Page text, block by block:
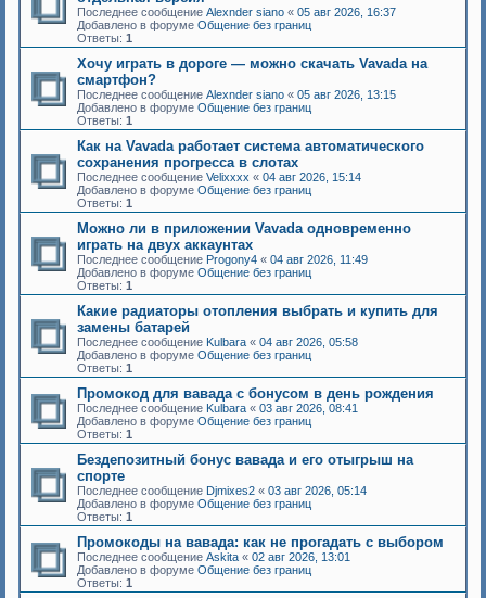
Последнее сообщение Alexnder siano « 05 авг 2026, 16:37
Добавлено в форуме Общение без границ
Ответы: 1
Хочу играть в дороге — можно скачать Vavada на
смартфон?
Последнее сообщение Alexnder siano « 05 авг 2026, 13:15
Добавлено в форуме Общение без границ
Ответы: 1
Как на Vavada работает система автоматического
сохранения прогресса в слотах
Последнее сообщение Velixxxx « 04 авг 2026, 15:14
Добавлено в форуме Общение без границ
Ответы: 1
Можно ли в приложении Vavada одновременно
играть на двух аккаунтах
Последнее сообщение Progony4 « 04 авг 2026, 11:49
Добавлено в форуме Общение без границ
Ответы: 1
Какие радиаторы отопления выбрать и купить для
замены батарей
Последнее сообщение Kulbara « 04 авг 2026, 05:58
Добавлено в форуме Общение без границ
Ответы: 1
Промокод для вавада с бонусом в день рождения
Последнее сообщение Kulbara « 03 авг 2026, 08:41
Добавлено в форуме Общение без границ
Ответы: 1
Бездепозитный бонус вавада и его отыгрыш на
спорте
Последнее сообщение Djmixes2 « 03 авг 2026, 05:14
Добавлено в форуме Общение без границ
Ответы: 1
Промокоды на вавада: как не прогадать с выбором
Последнее сообщение Askita « 02 авг 2026, 13:01
Добавлено в форуме Общение без границ
Ответы: 1